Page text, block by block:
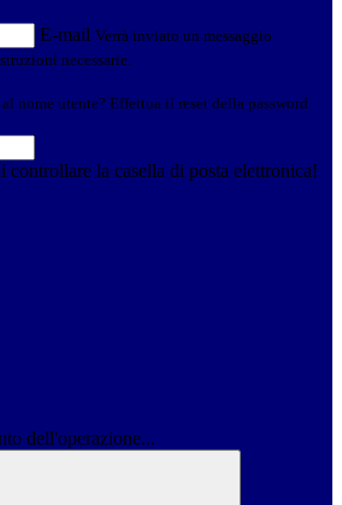
E-mail Verrà inviato un messaggio
necessarie.
nome utente? Effettua il reset della password
controllare la casella di posta elettronica!
dell'operazione...